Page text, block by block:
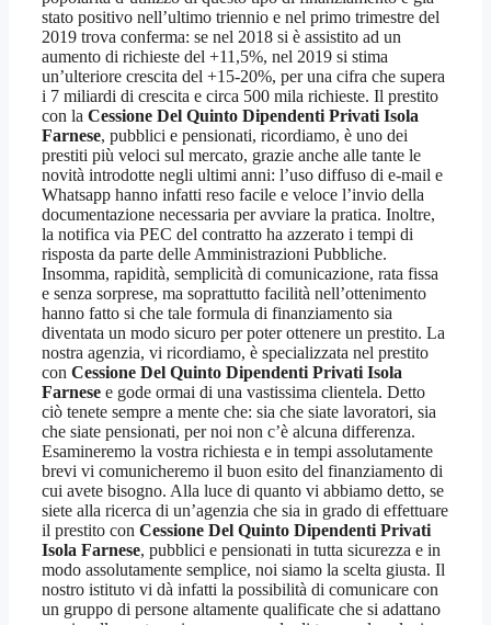
stato positivo nell’ultimo triennio e nel primo trimestre del
2019 trova conferma: se nel 2018 si è assistito ad un
aumento di richieste del +11,5%, nel 2019 si stima
un’ulteriore crescita del +15-20%, per una cifra che supera
i 7 miliardi di crescita e circa 500 mila richieste. Il prestito
con la Cessione Del Quinto Dipendenti Privati Isola
Farnese, pubblici e pensionati, ricordiamo, è uno dei
prestiti più veloci sul mercato, grazie anche alle tante le
novità introdotte negli ultimi anni: l’uso diffuso di e-mail e
Whatsapp hanno infatti reso facile e veloce l’invio della
documentazione necessaria per avviare la pratica. Inoltre,
la notifica via PEC del contratto ha azzerato i tempi di
risposta da parte delle Amministrazioni Pubbliche.
Insomma, rapidità, semplicità di comunicazione, rata fissa
e senza sorprese, ma soprattutto facilità nell’ottenimento
hanno fatto si che tale formula di finanziamento sia
diventata un modo sicuro per poter ottenere un prestito. La
nostra agenzia, vi ricordiamo, è specializzata nel prestito
con Cessione Del Quinto Dipendenti Privati Isola
Farnese e gode ormai di una vastissima clientela. Detto
ciò tenete sempre a mente che: sia che siate lavoratori, sia
che siate pensionati, per noi non c’è alcuna differenza.
Esamineremo la vostra richiesta e in tempi assolutamente
brevi vi comunicheremo il buon esito del finanziamento di
cui avete bisogno. Alla luce di quanto vi abbiamo detto, se
siete alla ricerca di un’agenzia che sia in grado di effettuare
il prestito con Cessione Del Quinto Dipendenti Privati
Isola Farnese, pubblici e pensionati in tutta sicurezza e in
modo assolutamente semplice, noi siamo la scelta giusta. Il
nostro istituto vi dà infatti la possibilità di comunicare con
un gruppo di persone altamente qualificate che si adattano